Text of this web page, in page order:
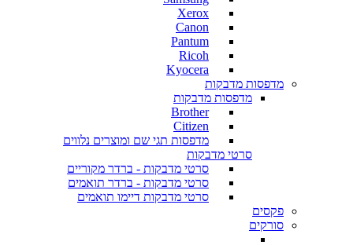
Xerox
Canon
Pantum
Ricoh
Kyocera
מדפסות מדבקות
מדפסות מדבקות
Brother
Citizen
מדפסות תגי שם ומוצרים נלווים
סרטי מדבקות
סרטי מדבקות - ברדר מקוריים
סרטי מדבקות - ברדר תואמים
סרטי מדבקות דיימו תואמים
פקסים
סורקים